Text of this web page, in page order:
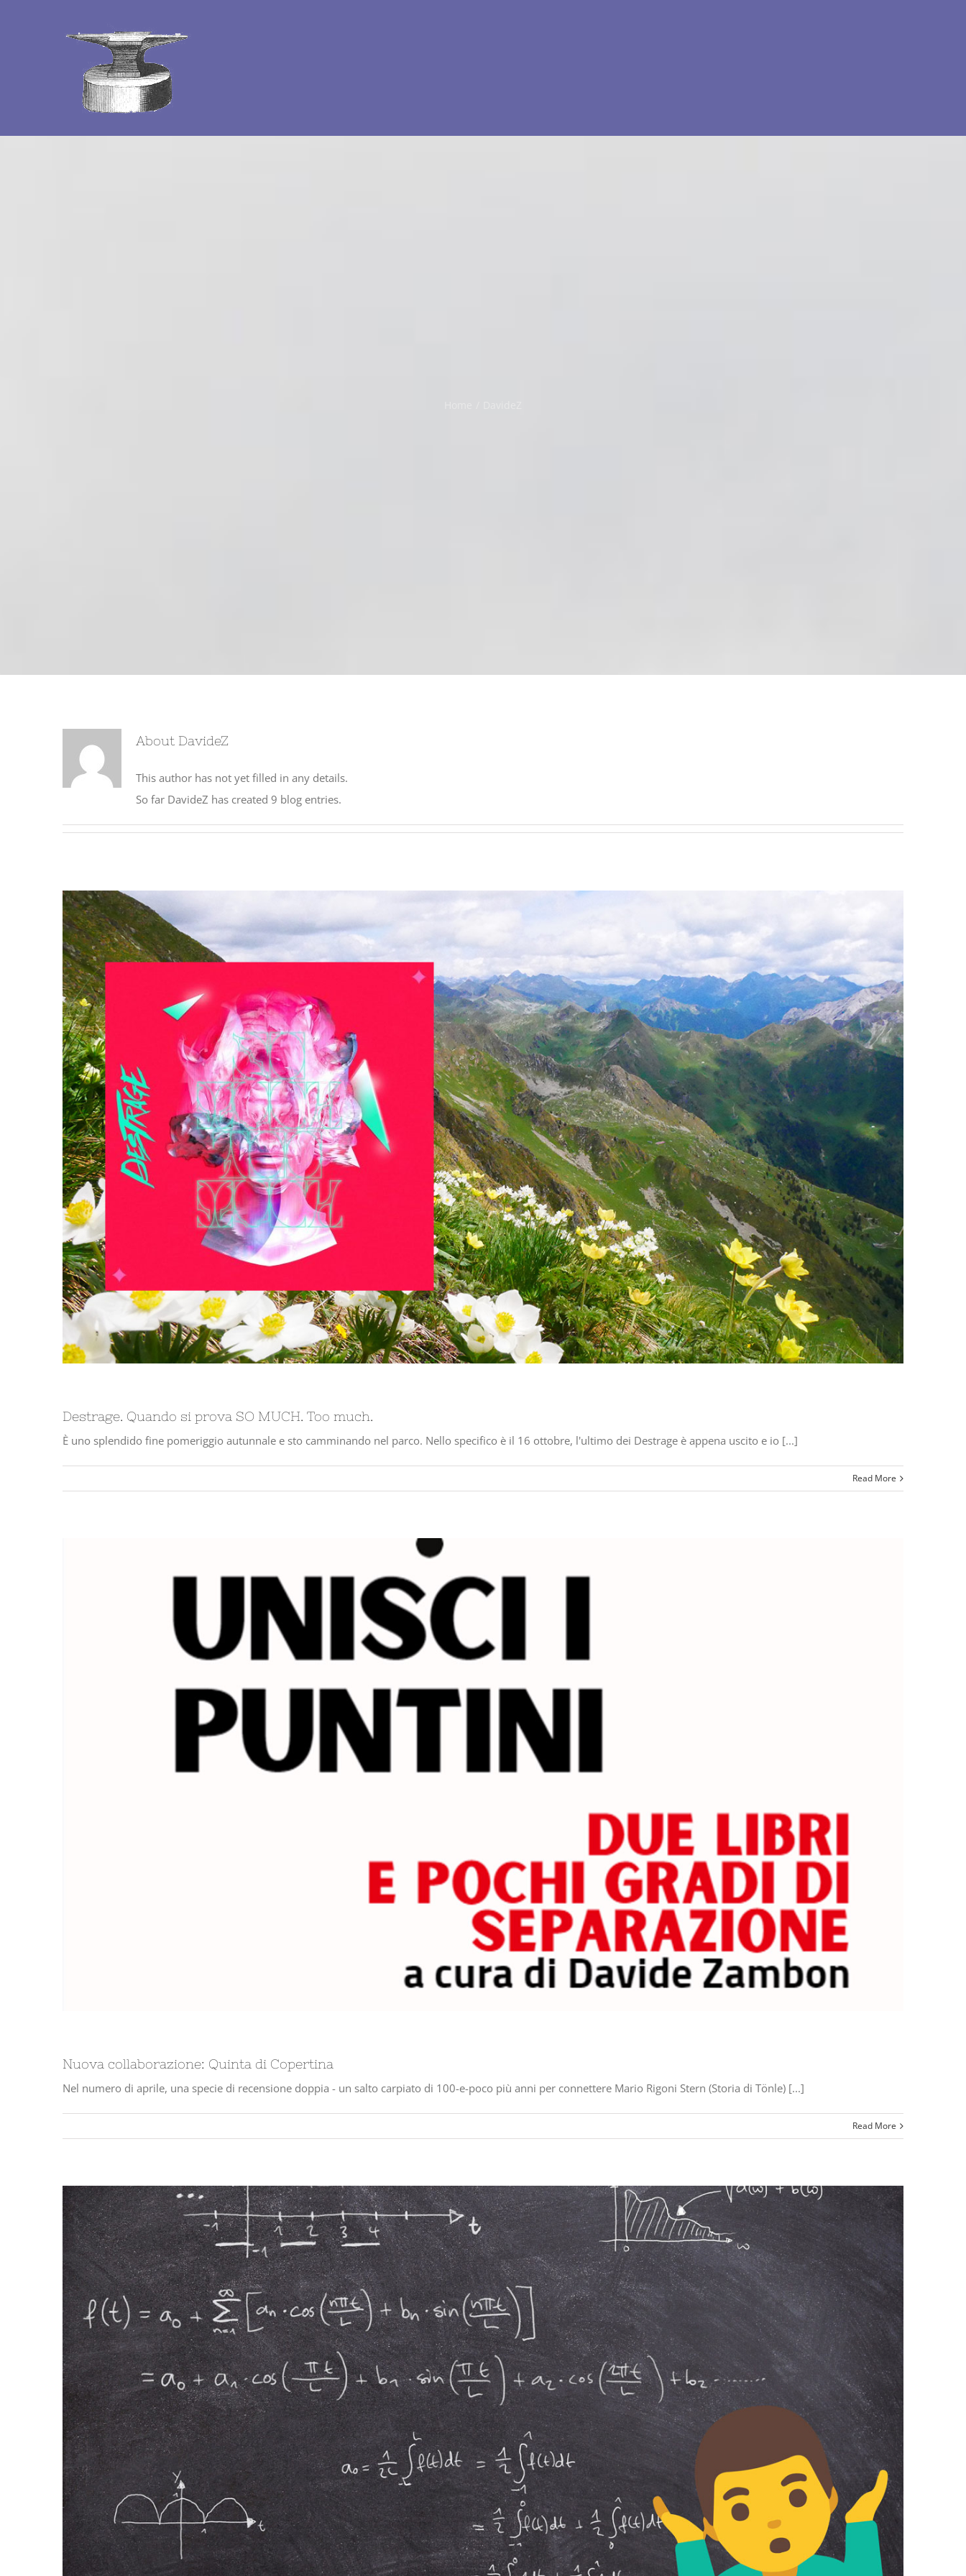
About DavideZ
This author has not yet filled in any details.
So far DavideZ has created 9 blog entries.
Destrage. Quando si prova SO MUCH. Too much.
È uno splendido fine pomeriggio autunnale e sto camminando nel parco. Nello specifico è il 16 ottobre, l'ultimo dei Destrage è appena uscito e io [...]
Read More
Nuova collaborazione: Quinta di Copertina
Nel numero di aprile, una specie di recensione doppia - un salto carpiato di 100-e-poco più anni per connettere Mario Rigoni Stern (Storia di Tönle) [...]
Read More